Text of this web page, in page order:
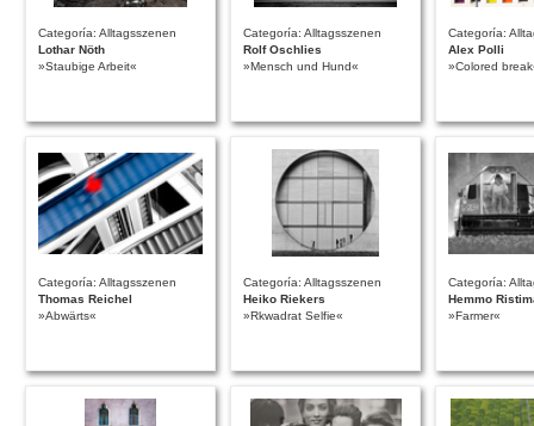
Categoría: Alltagsszenen
Lothar Nöth
»Staubige Arbeit«
Categoría: Alltagsszenen
Rolf Oschlies
»Mensch und Hund«
Categoría:
Alex Polli
»Colored
Categoría: Alltagsszenen
Thomas Reichel
»Abwärts«
Categoría: Alltagsszenen
Heiko Riekers
»Rkwadrat Selfie«
Categoría:
Hemmo
»Farmer«